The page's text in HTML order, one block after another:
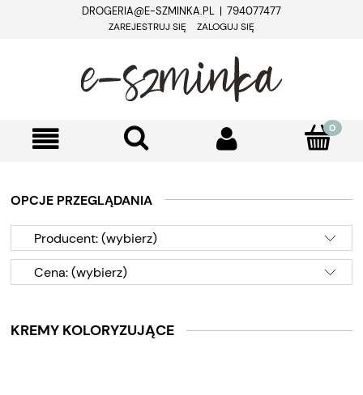
DROGERIA@E-SZMINKA.PL | 794077477
ZAREJESTRUJ SIĘ ZALOGUJ SIĘ
OPCJE PRZEGLĄDANIA
Producent: (wybierz)
Cena: (wybierz)
KREMY KOLORYZUJĄCE